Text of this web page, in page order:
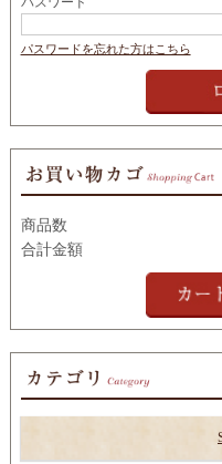
パスワードを忘れた方はこちら
商品数
合計金額